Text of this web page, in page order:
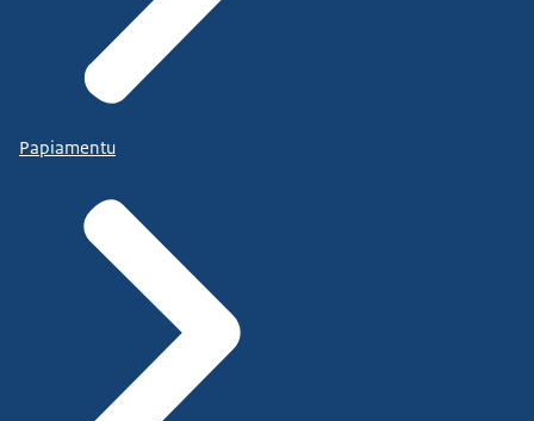
Papiamentu